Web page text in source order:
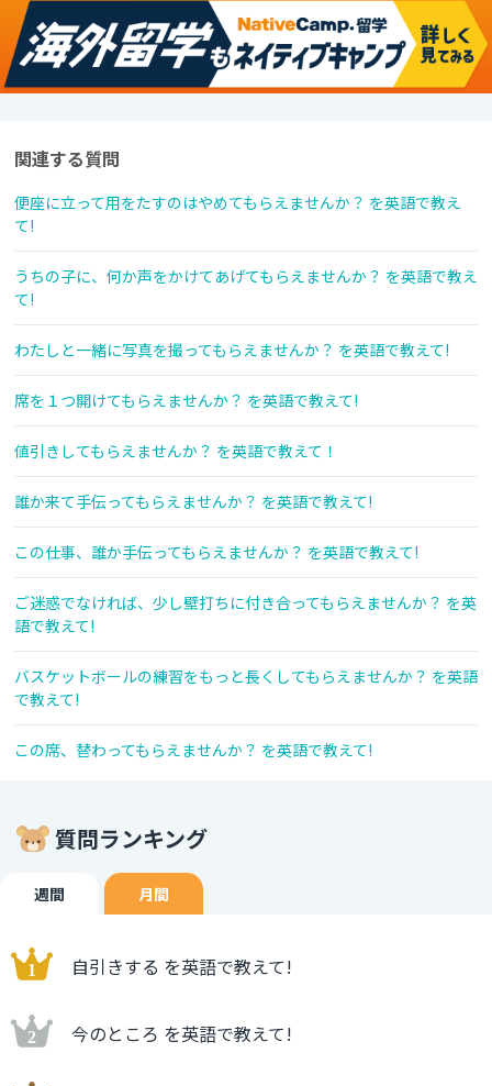
関連する質問
便座に立って用をたすのはやめてもらえませんか？ を英語で教え
て!
うちの子に、何か声をかけてあげてもらえませんか？ を英語で教え
て!
わたしと一緒に写真を撮ってもらえませんか？ を英語で教えて!
席を１つ開けてもらえませんか？ を英語で教えて!
値引きしてもらえませんか？ を英語で教えて！
誰か来て手伝ってもらえませんか？ を英語で教えて!
この仕事、誰か手伝ってもらえませんか？ を英語で教えて!
ご迷惑でなければ、少し壁打ちに付き合ってもらえませんか？ を英
語で教えて!
バスケットボールの練習をもっと長くしてもらえませんか？ を英語
で教えて!
この席、替わってもらえませんか？ を英語で教えて!
質問ランキング
週間 月間
自引きする を英語で教えて!
今のところ を英語で教えて!